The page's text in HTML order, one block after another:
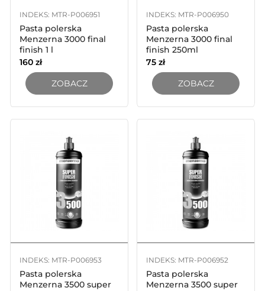
INDEKS: MTR-P006951
Pasta polerska
Menzerna 3000 final
finish 1 l
160 zł
ZOBACZ
INDEKS: MTR-P006950
Pasta polerska
Menzerna 3000 final
finish 250ml
75 zł
ZOBACZ
INDEKS: MTR-P006953
Pasta polerska
Menzerna 3500 super
INDEKS: MTR-P006952
Pasta polerska
Menzerna 3500 super